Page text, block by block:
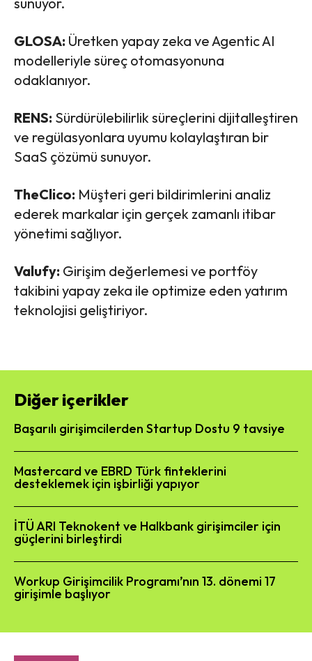
GLOSA: Üretken yapay zeka ve Agentic AI
modelleriyle süreç otomasyonuna
odaklanıyor.
RENS: Sürdürülebilirlik süreçlerini dijitalleştiren
ve regülasyonlara uyumu kolaylaştıran bir
SaaS çözümü sunuyor.
TheClico: Müşteri geri bildirimlerini analiz
ederek markalar için gerçek zamanlı itibar
yönetimi sağlıyor.
Valufy: Girişim değerlemesi ve portföy
takibini yapay zeka ile optimize eden yatırım
teknolojisi geliştiriyor.
Diğer içerikler
Başarılı girişimcilerden Startup Dostu 9 tavsiye
Mastercard ve EBRD Türk finteklerini
desteklemek için işbirliği yapıyor
İTÜ ARI Teknokent ve Halkbank girişimciler için
güçlerini birleştirdi
Workup Girişimcilik Programı’nın 13. dönemi 17
girişimle başlıyor